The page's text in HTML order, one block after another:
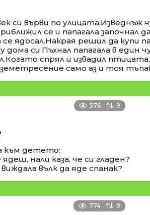
си върви по улицата.Изведнъж
се и папагала започнал
ядосал.Накрая решил да купи
дома си.Пъхнал папагала в един
спрял и извадил
само аз и тоя
576 9
към детето:
нали каза, че си гладен?
виждала вълк да яде спанак?
774 9